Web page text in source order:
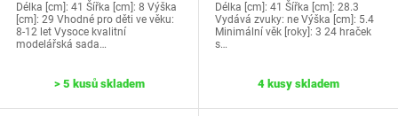
Délka [cm]: 41 Šířka [cm]: 8 Výška
[cm]: 29 Vhodné pro děti ve věku:
8-12 let Vysoce kvalitní
modelářská sada…
> 5 kusů skladem
Délka [cm]: 41 Šířka [cm]: 28.3
Vydává zvuky: ne Výška [cm]: 5.4
Minimální věk [roky]: 3 24 hraček
s…
4 kusy skladem